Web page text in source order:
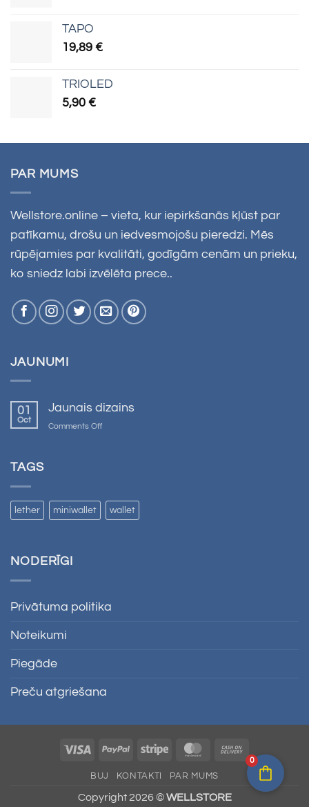
TAPO
19,89 €
TRIOLED
5,90 €
PAR MUMS
Wellstore.online – vieta, kur iepirkšanās kļūst par
patīkamu, drošu un iedvesmojošu pieredzi. Mēs
rūpējamies par kvalitāti, godīgām cenām un prieku,
ko sniedz labi izvēlēta prece..
JAUNUMI
01
Oct
Jaunais dizains
Comments Offon
TAGS
lether miniwallet wallet
NODERĪGI
Privātuma politika
Noteikumi
Piegāde
Preču atgriešana
Visa PayPal Stripe MasterCard
On
Delivery
BUJ KONTAKTI PAR MUMS
Copyright 2026 ©WELLSTORE
0